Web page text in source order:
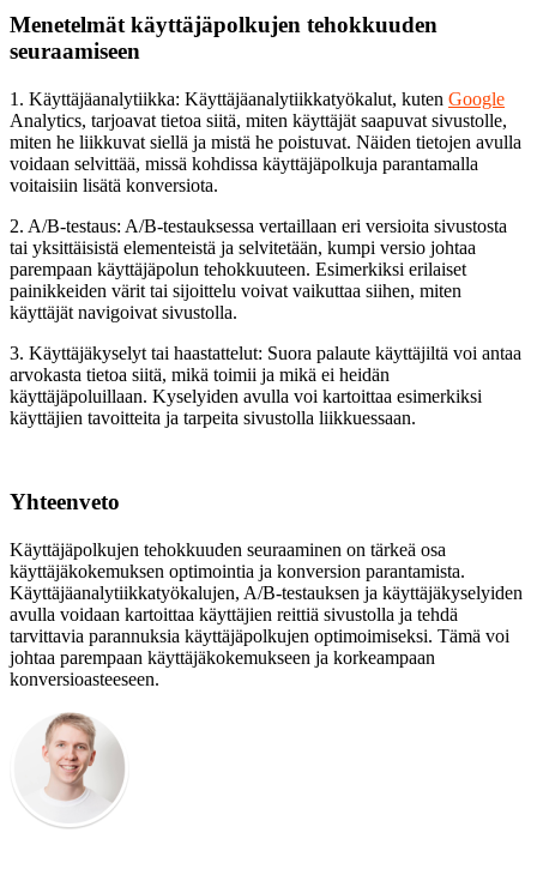
Menetelmät käyttäjäpolkujen tehokkuuden
seuraamiseen
1. Käyttäjäanalytiikka: Käyttäjäanalytiikkatyökalut, kuten Google
Analytics, tarjoavat tietoa siitä, miten käyttäjät saapuvat sivustolle,
miten he liikkuvat siellä ja mistä he poistuvat. Näiden tietojen avulla
voidaan selvittää, missä kohdissa käyttäjäpolkuja parantamalla
voitaisiin lisätä konversiota.
2. A/B-testaus: A/B-testauksessa vertaillaan eri versioita sivustosta
tai yksittäisistä elementeistä ja selvitetään, kumpi versio johtaa
parempaan käyttäjäpolun tehokkuuteen. Esimerkiksi erilaiset
painikkeiden värit tai sijoittelu voivat vaikuttaa siihen, miten
käyttäjät navigoivat sivustolla.
3. Käyttäjäkyselyt tai haastattelut: Suora palaute käyttäjiltä voi antaa
arvokasta tietoa siitä, mikä toimii ja mikä ei heidän
käyttäjäpoluillaan. Kyselyiden avulla voi kartoittaa esimerkiksi
käyttäjien tavoitteita ja tarpeita sivustolla liikkuessaan.
Yhteenveto
Käyttäjäpolkujen tehokkuuden seuraaminen on tärkeä osa
käyttäjäkokemuksen optimointia ja konversion parantamista.
Käyttäjäanalytiikkatyökalujen, A/B-testauksen ja käyttäjäkyselyiden
avulla voidaan kartoittaa käyttäjien reittiä sivustolla ja tehdä
tarvittavia parannuksia käyttäjäpolkujen optimoimiseksi. Tämä voi
johtaa parempaan käyttäjäkokemukseen ja korkeampaan
konversioasteeseen.